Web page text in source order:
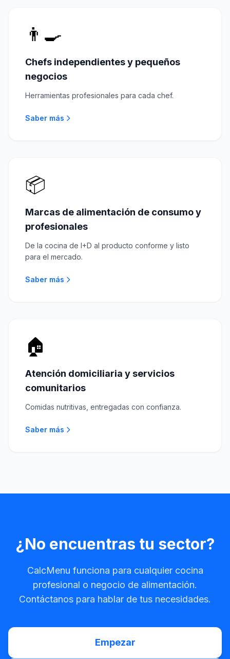
👨‍🍳
Chefs independientes y pequeños
negocios
Herramientas profesionales para cada chef.
Saber más
📦
Marcas de alimentación de consumo y
profesionales
De la cocina de I+D al producto conforme y listo
para el mercado.
Saber más
🏠
Atención domiciliaria y servicios
comunitarios
Comidas nutritivas, entregadas con confianza.
Saber más
¿No encuentras tu sector?
CalcMenu funciona para cualquier cocina
profesional o negocio de alimentación.
Contáctanos para hablar de tus necesidades.
Empezar